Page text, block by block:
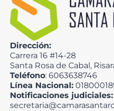
Dirección:
Carrera 16 #14-28
Santa Rosa de Cabal,
Teléfono: 6063638746
Línea Nacional:
Notificaciones judiciales: